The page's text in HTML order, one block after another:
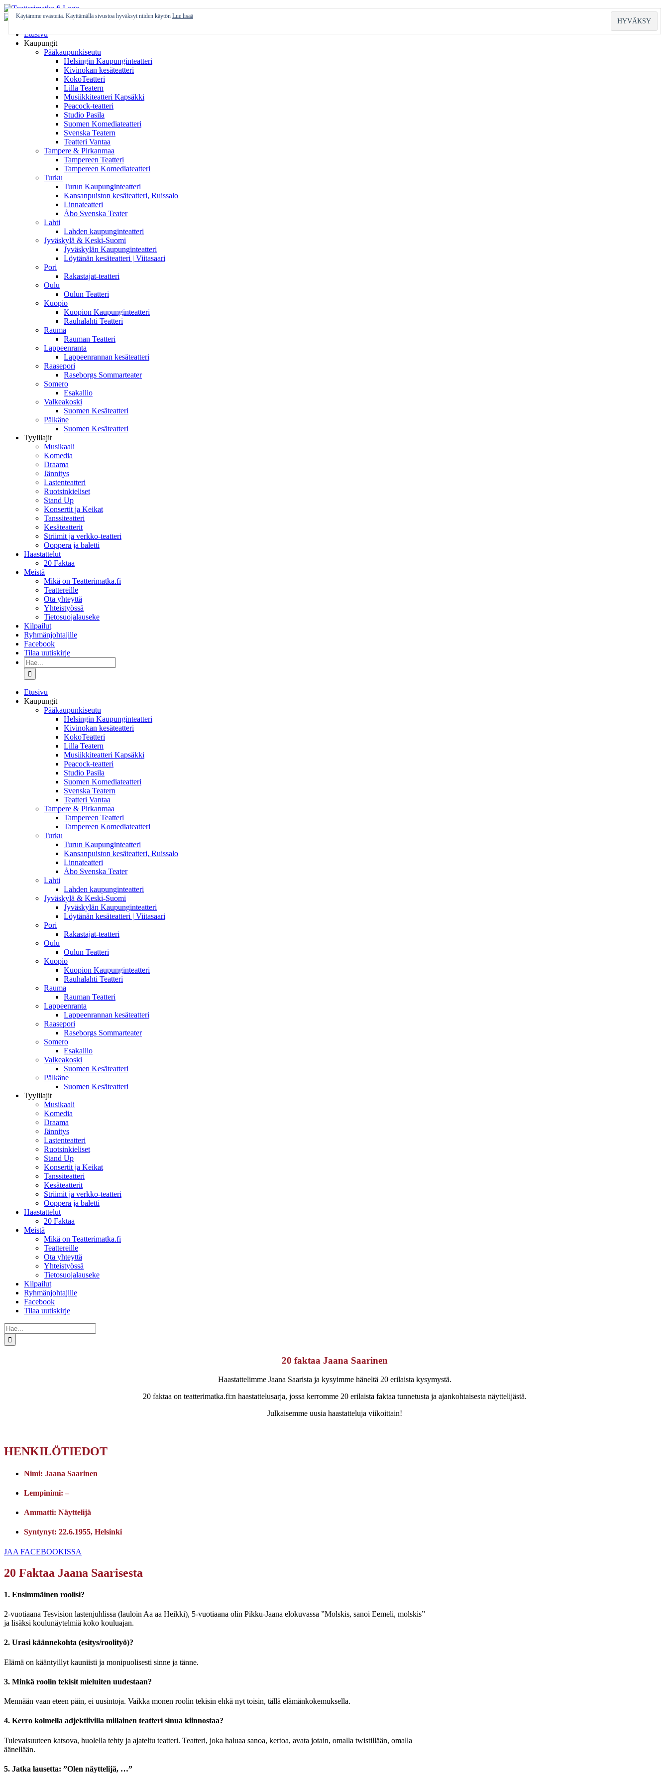
Skip
to
Etusivu
Kaupungit
Pääkaupunkiseutu
Helsingin Kaupunginteatteri
Kivinokan kesäteatteri
KokoTeatteri
Lilla Teatern
Musiikkiteatteri Kapsäkki
Peacock-teatteri
Studio Pasila
Suomen Komediateatteri
Svenska Teatern
Teatteri Vantaa
Tampere & Pirkanmaa
Tampereen Teatteri
Tampereen Komediateatteri
Turku
Turun Kaupunginteatteri
Kansanpuiston kesäteatteri, Ruissalo
Linnateatteri
Åbo Svenska Teater
Lahti
Lahden kaupunginteatteri
Jyväskylä & Keski-Suomi
Jyväskylän Kaupunginteatteri
Löytänän kesäteatteri | Viitasaari
Pori
Rakastajat-teatteri
Oulu
Oulun Teatteri
Kuopio
Kuopion Kaupunginteatteri
Rauhalahti Teatteri
Rauma
Rauman Teatteri
Lappeenranta
Lappeenrannan kesäteatteri
Raasepori
Raseborgs Sommarteater
Somero
Esakallio
Valkeakoski
Suomen Kesäteatteri
Pälkäne
Suomen Kesäteatteri
Tyylilajit
Musikaali
Komedia
Draama
Jännitys
Lastenteatteri
Ruotsinkieliset
Stand Up
Konsertit ja Keikat
Tanssiteatteri
Kesäteatterit
Striimit ja verkko-teatteri
Ooppera ja baletti
Haastattelut
20 Faktaa
Meistä
Mikä on Teatterimatka.fi
Teattereille
Ota yhteyttä
Yhteistyössä
Tietosuojalauseke
Kilpailut
Ryhmänjohtajille
Facebook
Tilaa uutiskirje
Etsi
...
Etusivu
Kaupungit
Pääkaupunkiseutu
Helsingin Kaupunginteatteri
Kivinokan kesäteatteri
KokoTeatteri
Lilla Teatern
Musiikkiteatteri Kapsäkki
Peacock-teatteri
Studio Pasila
Suomen Komediateatteri
Svenska Teatern
Teatteri Vantaa
Tampere & Pirkanmaa
Tampereen Teatteri
Tampereen Komediateatteri
Turku
Turun Kaupunginteatteri
Kansanpuiston kesäteatteri, Ruissalo
Linnateatteri
Åbo Svenska Teater
Lahti
Lahden kaupunginteatteri
Jyväskylä & Keski-Suomi
Jyväskylän Kaupunginteatteri
Löytänän kesäteatteri | Viitasaari
Pori
Rakastajat-teatteri
Oulu
Oulun Teatteri
Kuopio
Kuopion Kaupunginteatteri
Rauhalahti Teatteri
Rauma
Rauman Teatteri
Lappeenranta
Lappeenrannan kesäteatteri
Raasepori
Raseborgs Sommarteater
Somero
Esakallio
Valkeakoski
Suomen Kesäteatteri
Pälkäne
Suomen Kesäteatteri
Tyylilajit
Musikaali
Komedia
Draama
Jännitys
Lastenteatteri
Ruotsinkieliset
Stand Up
Konsertit ja Keikat
Tanssiteatteri
Kesäteatterit
Striimit ja verkko-teatteri
Ooppera ja baletti
Haastattelut
20 Faktaa
Meistä
Mikä on Teatterimatka.fi
Teattereille
Ota yhteyttä
Yhteistyössä
Tietosuojalauseke
Kilpailut
Ryhmänjohtajille
Facebook
Tilaa uutiskirje
Etsi
...
20 faktaa Jaana Saarinen
Haastattelimme Jaana Saarista ja kysyimme häneltä 20 erilaista kysymystä.
20 faktaa on teatterimatka.fi:n haastattelusarja, jossa kerromme 20 erilaista faktaa tunnetusta ja ajankohtaisesta näyttelijästä.
Julkaisemme uusia haastatteluja viikoittain!
HENKILÖTIEDOT
Nimi: Jaana Saarinen
Lempinimi:–
Ammatti: Näyttelijä
Syntynyt: 22.6.1955, Helsinki
JAA FACEBOOKISSA
20 Faktaa Jaana Saarisesta
1. Ensimmäinen roolisi?
2-vuotiaana Tesvision lastenjuhlissa (lauloin Aa aa Heikki), 5-vuotiaana olin Pikku-Jaana elokuvassa ”Molskis, sanoi Eemeli, molskis”
ja lisäksi koulunäytelmiä koko kouluajan.
2. Urasi käännekohta (esitys/roolityö)?
Elämä on kääntyillyt kauniisti ja monipuolisesti sinne ja tänne.
3. Minkä roolin tekisit mieluiten uudestaan?
Mennään vaan eteen päin, ei uusintoja. Vaikka monen roolin tekisin ehkä nyt toisin, tällä elämänkokemuksella.
4. Kerro kolmella adjektiivilla millainen teatteri sinua kiinnostaa?
Tulevaisuuteen katsova, huolella tehty ja ajateltu teatteri. Teatteri, joka haluaa sanoa, kertoa, avata jotain, omalla twistillään, omalla
äänellään.
5. Jatka lausetta: ”Olen näyttelijä, …”
Käytämme evästeitä. Käyttämällä sivustoa hyväksyt niiden käytön Lue lisää